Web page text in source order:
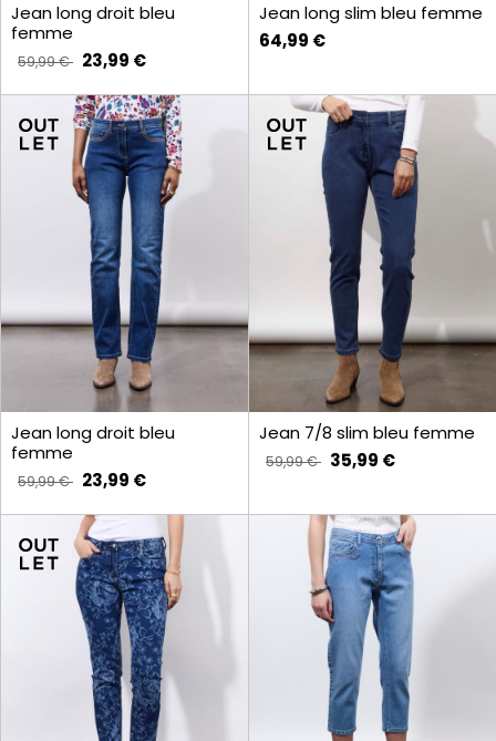
Jean long droit bleu
femme
59,99 € 23,99 €
Jean long slim bleu femme
64,99 €
Jean long droit bleu
femme
59,99 € 23,99 €
Jean 7/8 slim bleu femme
59,99 € 35,99 €